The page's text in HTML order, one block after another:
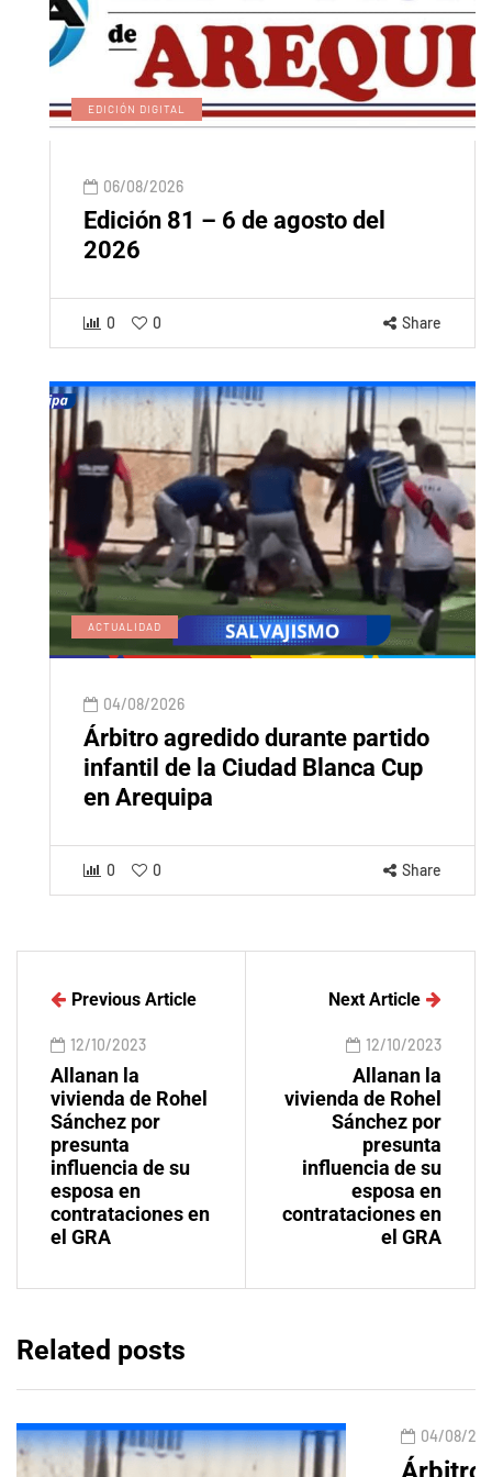
EDICIÓN DIGITAL
06/08/2026
Edición 81 – 6 de agosto del
2026
0 0 Share
ACTUALIDAD
04/08/2026
Árbitro agredido durante partido
infantil de la Ciudad Blanca Cup
en Arequipa
0 0 Share
Previous Article
12/10/2023
Allanan la
vivienda de Rohel
Sánchez por
presunta
influencia de su
esposa en
contrataciones en
el GRA
Next Article
12/10/2023
Allanan la
vivienda de Rohel
Sánchez por
presunta
influencia de su
esposa en
contrataciones en
el GRA
Related posts
04/08/